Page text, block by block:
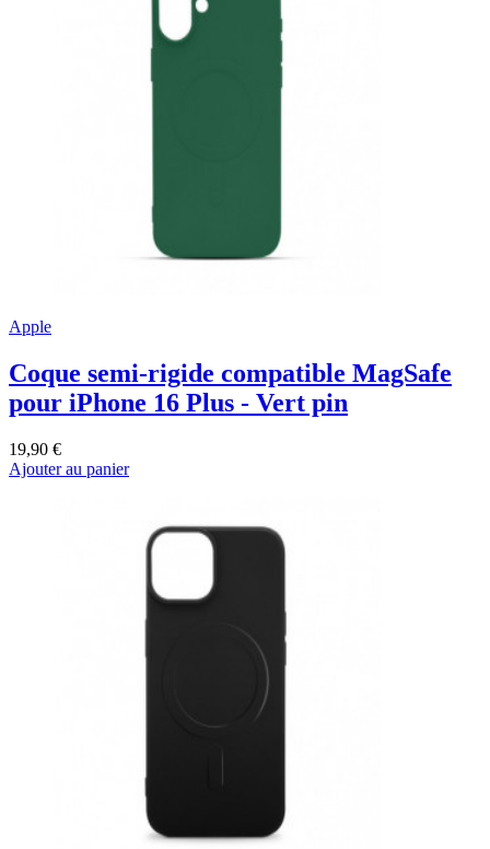
Apple
Coque semi-rigide compatible MagSafe
pour iPhone 16 Plus - Vert pin
19,90 €
Ajouter au panier